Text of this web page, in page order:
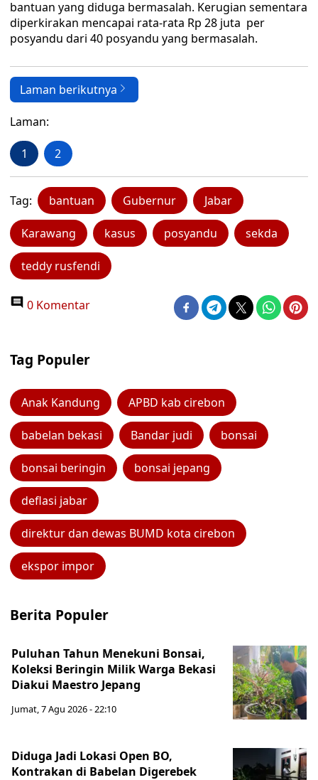
bantuan yang diduga bermasalah. Kerugian sementara
diperkirakan mencapai rata-rata Rp 28 juta per
posyandu dari 40 posyandu yang bermasalah.
Laman berikutnya
Laman:
1 2
Tag: bantuan Gubernur Jabar
Karawang kasus posyandu sekda
teddy rusfendi
0 Komentar
Tag Populer
Anak Kandung APBD kab cirebon
babelan bekasi Bandar judi bonsai
bonsai beringin bonsai jepang
deflasi jabar
direktur dan dewas BUMD kota cirebon
ekspor impor
Berita Populer
Puluhan Tahun Menekuni Bonsai,
Koleksi Beringin Milik Warga Bekasi
Diakui Maestro Jepang
Jumat, 7 Agu 2026 - 22:10
Diduga Jadi Lokasi Open BO,
Kontrakan di Babelan Digerebek